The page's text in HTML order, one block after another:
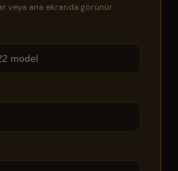
veya ana ekranda görünür